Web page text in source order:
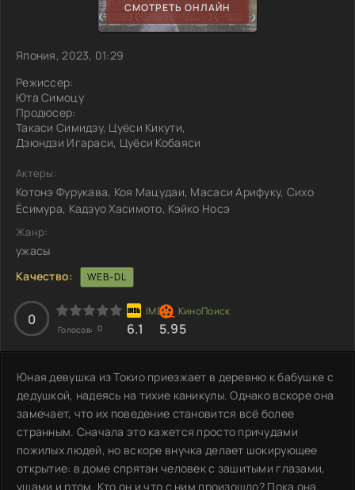
СМОТРЕТЬ ОНЛАЙН
Япония, 2023, 01:29
Режиссер:
Юта Симоцу
Продюсер:
Такаси Симидзу, Цуёси Кикути,
Дзюндзи Игараси, Цуёси Кобаяси
Актеры:
Котонэ Фурукава, Коя Мацудаи, Масаси Арифуку, Сихо
Ёсимура, Кадзуо Хасимото, Кэйко Носэ
Жанр:
ужасы
Качество:
WEB-DL
0
Голосов: 0 6.1 5.95
Юная девушка из Токио приезжает в деревню к бабушке с
дедушкой, надеясь на тихие каникулы. Однако вскоре она
замечает, что их поведение становится всё более
странным. Сначала это кажется просто причудами
пожилых людей, но вскоре внучка делает шокирующее
открытие: в доме спрятан человек с зашитыми глазами,
ушами и ртом. Кто он и что с ним произошло? Пока она